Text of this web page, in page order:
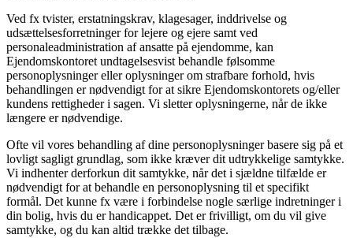
Ved fx tvister, erstatningskrav, klagesager, inddrivelse og
udsættelsesforretninger for lejere og ejere samt ved
personaleadministration af ansatte på ejendomme, kan
Ejendomskontoret undtagelsesvist behandle følsomme
personoplysninger eller oplysninger om strafbare forhold, hvis
behandlingen er nødvendigt for at sikre Ejendomskontorets og/eller
kundens rettigheder i sagen. Vi sletter oplysningerne, når de ikke
længere er nødvendige.
Ofte vil vores behandling af dine personoplysninger basere sig på et
lovligt sagligt grundlag, som ikke kræver dit udtrykkelige samtykke.
Vi indhenter derforkun dit samtykke, når det i sjældne tilfælde er
nødvendigt for at behandle en personoplysning til et specifikt
formål. Det kunne fx være i forbindelse nogle særlige indretninger i
din bolig, hvis du er handicappet. Det er frivilligt, om du vil give
samtykke, og du kan altid trække det tilbage.